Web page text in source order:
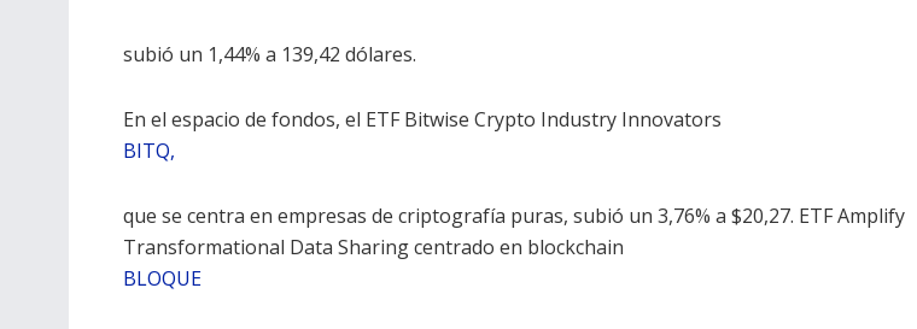
subió un 1,44% a 139,42 dólares.
En el espacio de fondos, el ETF Bitwise Crypto Industry Innovators
BITQ,
que se centra en empresas de criptografía puras, subió un 3,76% a $20,27. ETF Amplify
Transformational Data Sharing centrado en blockchain
BLOQUE